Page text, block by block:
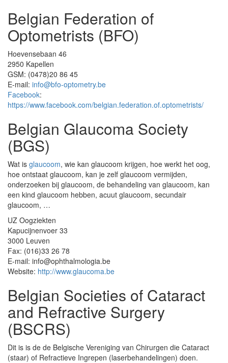
Belgian Federation of
Optometrists (BFO)
Hoevensebaan 46
2950 Kapellen
GSM: (0478)20 86 45
E-mail: info@bfo-optometry.be
Facebook:
https://www.facebook.com/belgian.federation.of.optometrists/
Belgian Glaucoma Society
(BGS)
Wat is glaucoom, wie kan glaucoom krijgen, hoe werkt het oog,
hoe ontstaat glaucoom, kan je zelf glaucoom vermijden,
onderzoeken bij glaucoom, de behandeling van glaucoom, kan
een kind glaucoom hebben, acuut glaucoom, secundair
glaucoom, …
UZ Oogziekten
Kapucijnenvoer 33
3000 Leuven
Fax: (016)33 26 78
E-mail: info@ophthalmologia.be
Website: http://www.glaucoma.be
Belgian Societies of Cataract
and Refractive Surgery
(BSCRS)
Dit is is de de Belgische Vereniging van Chirurgen die Cataract
(staar) of Refractieve Ingrepen (laserbehandelingen) doen.